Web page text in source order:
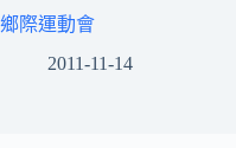
鄉際運動會
2011-11-14